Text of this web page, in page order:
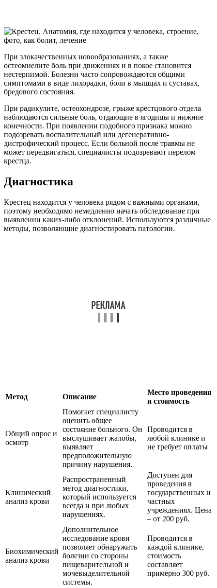
При злокачественных новообразованиях, а также
остеомиелите боль при движениях и в покое становится
нестерпимой. Болезни часто сопровождаются общими
симптомами в виде лихорадки, боли в мышцах и суставах,
бредового состояния.
При радикулите, остеохондрозе, грыже крестцового отдела
наблюдаются сильные боль, отдающие в ягодицы и нижние
конечности. При появлении подобного признака можно
подозревать воспалительный или дегенеративно-
дистрофический процесс. Если больной после травмы не
может передвигаться, специалисты подозревают перелом
крестца.
Диагностика
Крестец находится у человека рядом с важными органами,
поэтому необходимо немедленно начать обследование при
выявлении каких-либо отклонений. Используются различные
методы, позволяющие диагностировать патологии.
Метод Описание
Место проведения
и стоимость
Общий опрос и
осмотр
Помогает специалисту
оценить общее
состояние больного. Он
выслушивает жалобы,
выявляет
предположительную
причину нарушения.
Проводится в
любой клинике и
не требует оплаты
Клинический
анализ крови
Распространенный
метод диагностики,
который используется
всегда и при любых
нарушениях.
Доступен для
проведения в
государственных и
частных
учреждениях. Цена
– от 200 руб.
Биохимический
анализ крови
Дополнительное
исследование крови
позволяет обнаружить
болезни со стороны
пищеварительной и
мочевыделительной
системы.
Проводится в
каждой клинике,
стоимость
составляет
примерно 300 руб.